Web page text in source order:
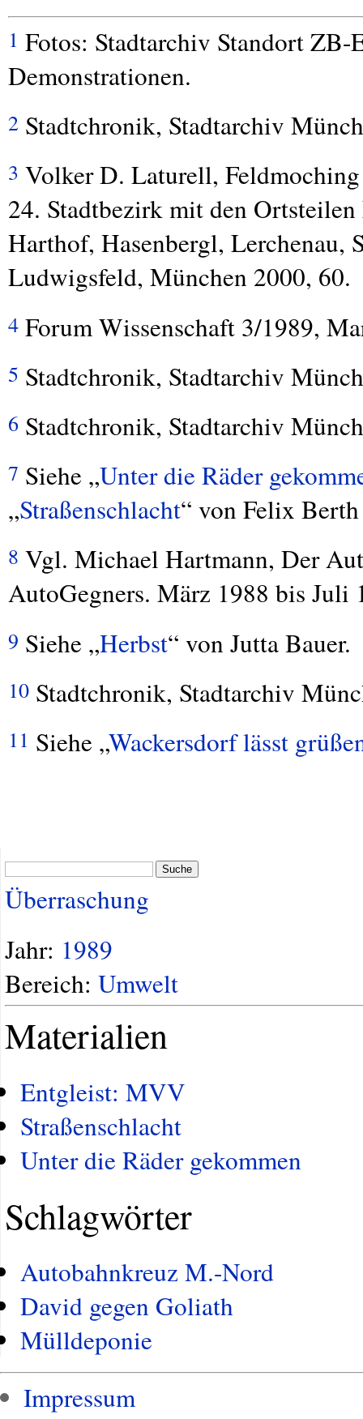
1 Fotos: Stadtarchiv Standort
Demonstrationen.
2 Stadtchronik, Stadtarchiv
3 Volker D. Laturell,
24. Stadtbezirk mit den
Harthof, Hasenbergl, Lerchenau,
Ludwigsfeld, München 2000, 60.
4 Forum Wissenschaft 3/1989,
5 Stadtchronik, Stadtarchiv
6 Stadtchronik, Stadtarchiv
7 Siehe „Unter die Räder
„Straßenschlacht“ von Felix
8 Vgl. Michael Hartmann, Der
AutoGegners. März 1988 bis
9 Siehe „Herbst“ von Jutta Bauer.
10 Stadtchronik, Stadtarchiv
11 Siehe „Wackersdorf lässt
Suche
Überraschung
Jahr: 1989
Bereich: Umwelt
Materialien
Entgleist: MVV
Straßenschlacht
Unter die Räder gekommen
Schlagwörter
Autobahnkreuz M.-Nord
David gegen Goliath
Mülldeponie
Impressum